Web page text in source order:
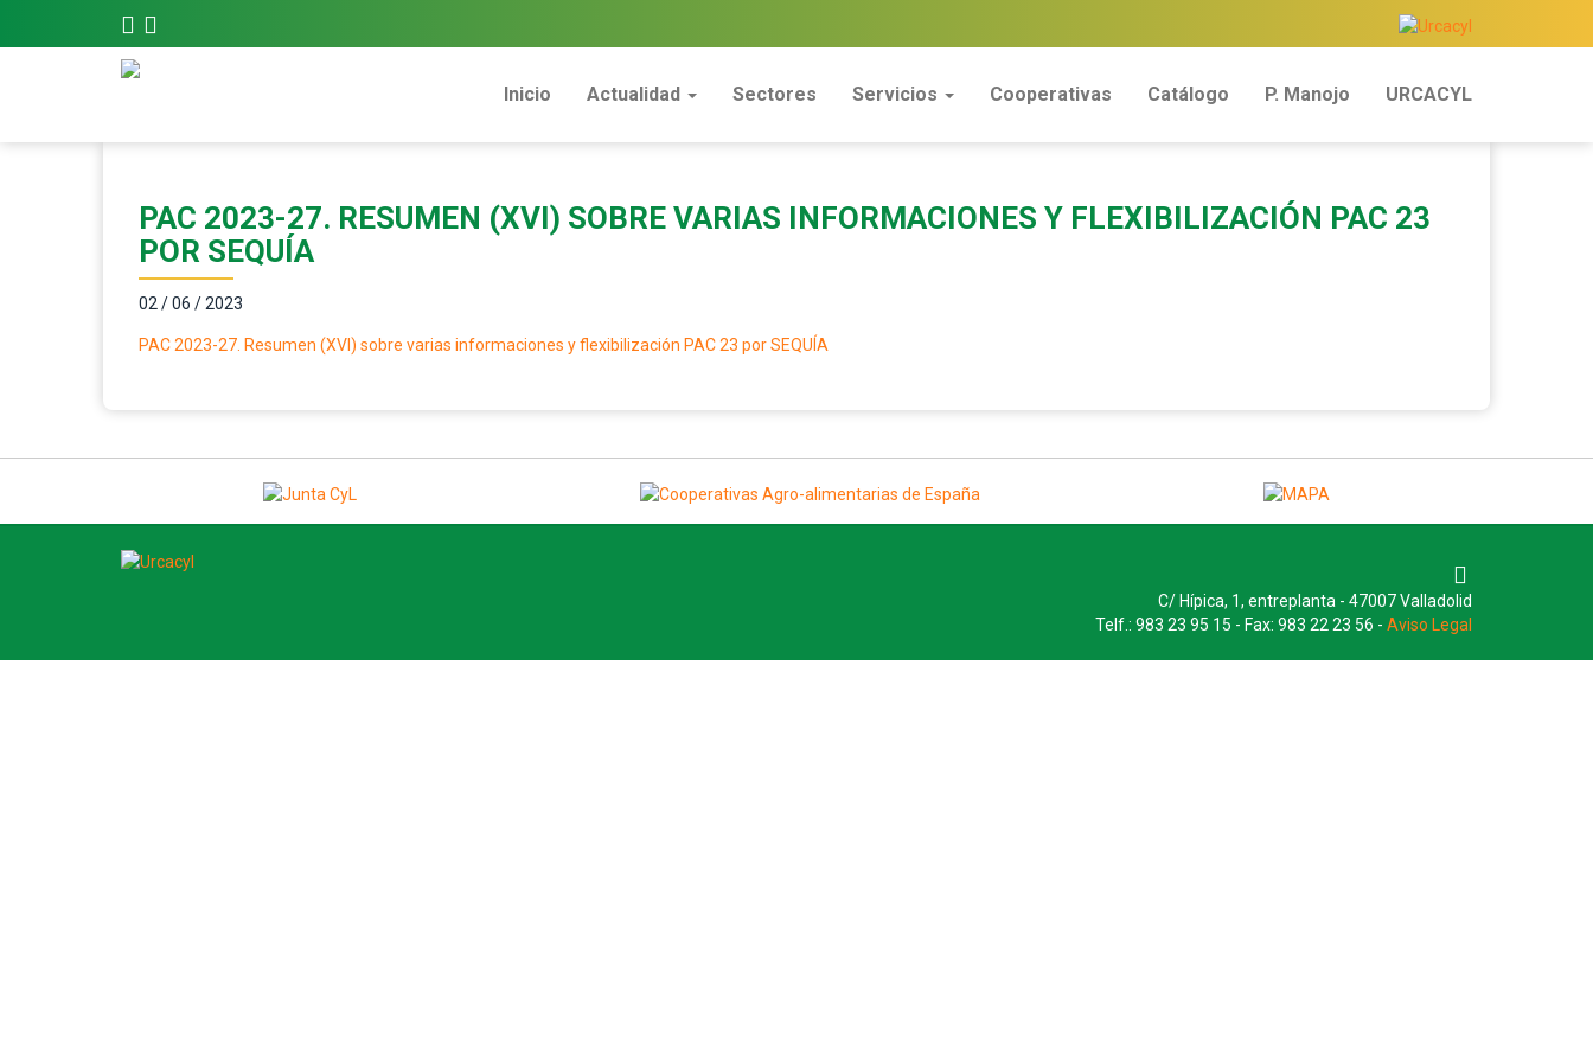
Inicio Actualidad Sectores Servicios Cooperativas Catálogo P. Manojo URCACYL
PAC 2023-27. RESUMEN (XVI) SOBRE VARIAS INFORMACIONES Y FLEXIBILIZACIÓN PAC 23
POR SEQUÍA
02 / 06 / 2023
PAC 2023-27. Resumen (XVI) sobre varias informaciones y flexibilización PAC 23 por SEQUÍA
C/ Hípica, 1, entreplanta - 47007 Valladolid
Telf.: 983 23 95 15 - Fax: 983 22 23 56 - Aviso Legal